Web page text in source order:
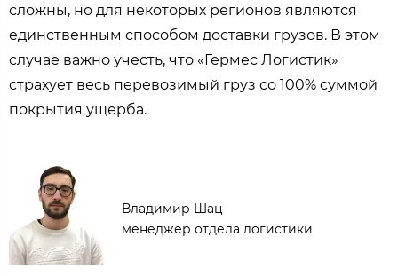
сложны, но для некоторых регионов являются
единственным способом доставки грузов. В этом
случае важно учесть, что «Гермес Логистик»
страхует весь перевозимый груз со 100% суммой
покрытия ущерба.
Владимир Шац
менеджер отдела логистики